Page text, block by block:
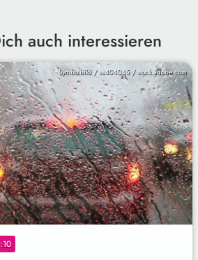
auch interessieren
Symbolbild / ss404045 / stock.adobe.com